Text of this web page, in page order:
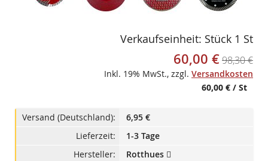
Verkaufseinheit: Stück 1 St
Sonderangebot
60,00 €98,30 €
Inkl. 19% MwSt., zzgl. Versandkosten
60,00 € / St
Versand (Deutschland):
6,95 €
Lieferzeit:
1-3 Tage
Hersteller:
Rotthues